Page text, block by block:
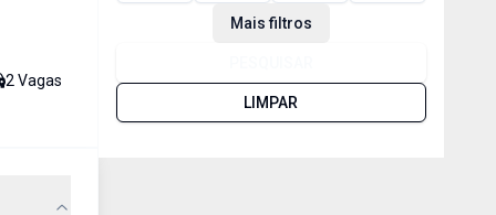
2 Vagas
Mais filtros
LIMPAR